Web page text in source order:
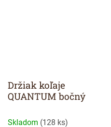
Držiak koľaje
QUANTUM bočný
Skladom (128 ks)